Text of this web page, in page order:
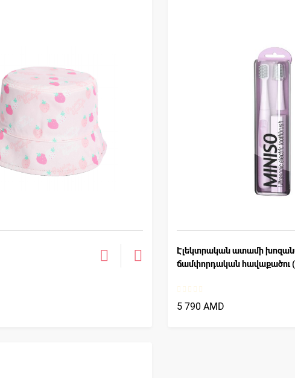
Էլեկտրական ատամի
ճամփորդական հավաքածու
5 790 AMD